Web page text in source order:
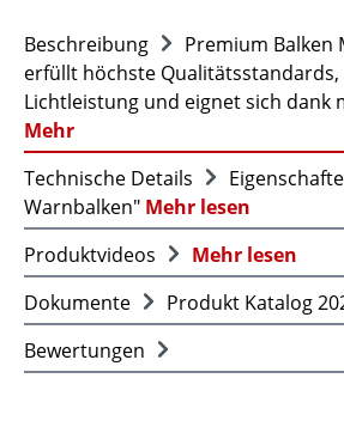
Beschreibung
Premium Balken
erfüllt höchste Qualitätsstandards,
Lichtleistung und eignet sich dank
Mehr
Technische Details
Warnbalken" Mehr lesen
Produktvideos
Mehr lesen
Dokumente
Produkt Katalog
Bewertungen